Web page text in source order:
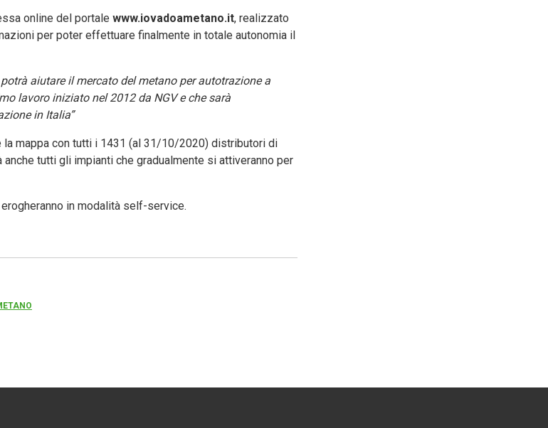
online del portalewww.iovadoametano.it, realizzato
per poter effettuare finalmente in totale autonomia il
potrà aiutare il mercato del metano per autotrazione a
lavoro iniziato nel 2012 da NGV e che sarà
in Italia”
mappa con tutti i 1431 (al 31/10/2020) distributori di
anche tutti gli impianti che gradualmente si attiveranno per
in modalità self-service.